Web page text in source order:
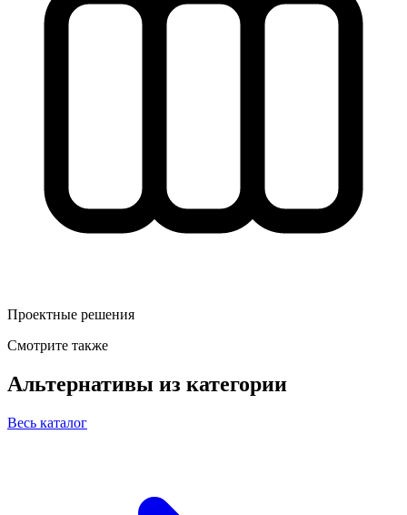
Проектные решения
Смотрите также
Альтернативы из категории
Весь каталог